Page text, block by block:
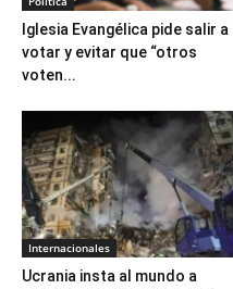
Iglesia Evangélica pide salir a
votar y evitar que “otros
voten...
Internacionales
Ucrania insta al mundo a